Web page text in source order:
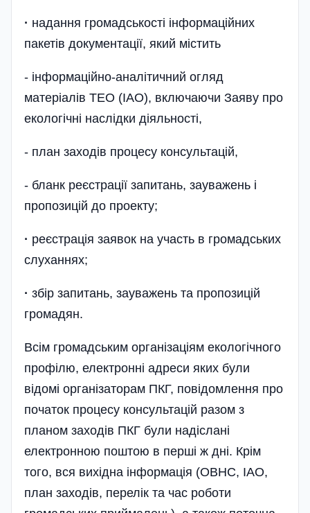
· надання громадськості інформаційних
пакетів документації, який містить
- інформаційно-аналітичний огляд
матеріалів ТЕО (ІАО), включаючи Заяву про
екологічні наслідки діяльності,
- план заходів процесу консультацій,
- бланк реєстрації запитань, зауважень і
пропозицій до проекту;
· реєстрація заявок на участь в громадських
слуханнях;
· збір запитань, зауважень та пропозицій
громадян.
Всім громадським організаціям екологічного
профілю, електронні адреси яких були
відомі організаторам ПКГ, повідомлення про
початок процесу консультацій разом з
планом заходів ПКГ були надіслані
електронною поштою в перші ж дні. Крім
того, вся вихідна інформація (ОВНС, ІАО,
план заходів, перелік та час роботи